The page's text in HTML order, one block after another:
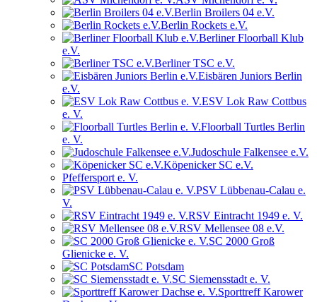
Berlin Broilers 04 e.V.
Berlin Rockets e.V.
Berliner Floorball Klub
e.V.
Berliner TSC e.V.
Eisbären Juniors Berlin
e.V.
ESV Lok Raw Cottbus
e. V.
Floorball Turtles Berlin
e. V.
Judoschule Falkensee e.V.
Köpenicker SC e.V.
Pfeffersport e. V.
PSV Lübbenau-Calau e.
V.
RSV Eintracht 1949 e. V.
RSV Mellensee 08 e.V.
SC 2000 Groß
Glienicke e. V.
SC Potsdam
SC Siemensstadt e. V.
Sporttreff Karower